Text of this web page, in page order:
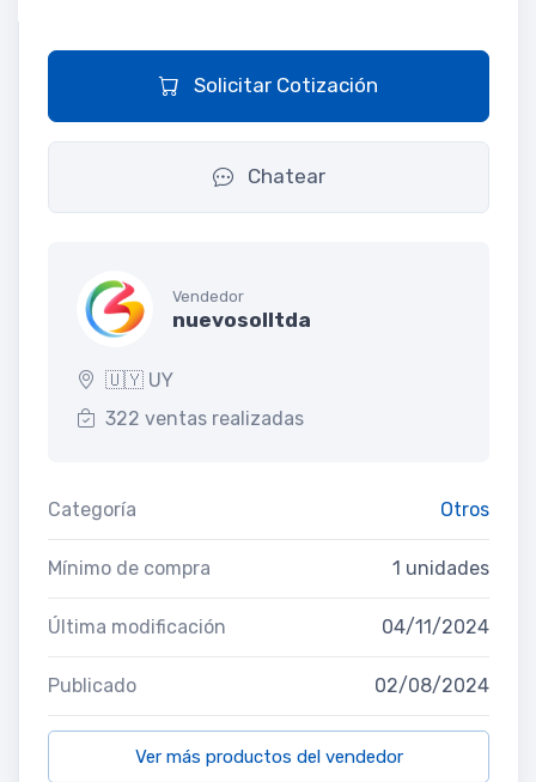
Solicitar Cotización
Chatear
Vendedor
nuevosolltda
🇺🇾 UY
322 ventas realizadas
Categoría Otros
Mínimo de compra 1 unidades
Última modificación 04/11/2024
Publicado 02/08/2024
Ver más productos del vendedor